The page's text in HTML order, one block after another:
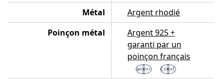
Métal
Argent rhodié
Poinçon métal
Argent 925 +
garanti par un
poinçon français